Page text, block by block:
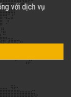
với dịch vụ